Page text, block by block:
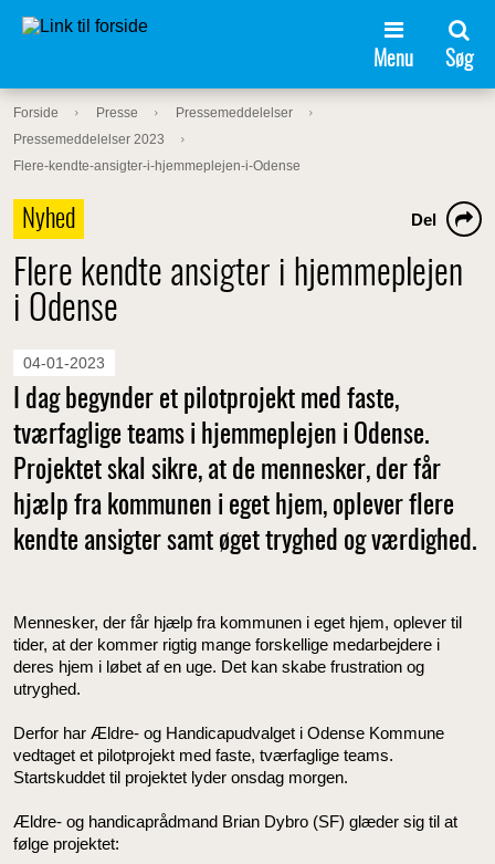
Menu Søg
Forside Presse
Pressemeddelelser
Pressemeddelelser 2023
Flere-kendte-ansigter-i-hjemmeplejen-i-Odense
Nyhed
Flere kendte ansigter i hjemmeplejen
i Odense
Del
04-01-2023
I dag begynder et pilotprojekt med faste,
tværfaglige teams i hjemmeplejen i Odense.
Projektet skal sikre, at de mennesker, der får
hjælp fra kommunen i eget hjem, oplever flere
kendte ansigter samt øget tryghed og værdighed.
Mennesker, der får hjælp fra kommunen i eget hjem, oplever til
tider, at der kommer rigtig mange forskellige medarbejdere i
deres hjem i løbet af en uge. Det kan skabe frustration og
utryghed.
Derfor har Ældre- og Handicapudvalget i Odense Kommune
vedtaget et pilotprojekt med faste, tværfaglige teams.
Startskuddet til projektet lyder onsdag morgen.
Ældre- og handicaprådmand Brian Dybro (SF) glæder sig til at
følge projektet: